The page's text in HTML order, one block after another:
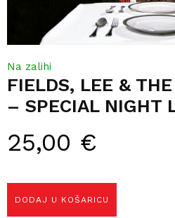
FIELDS, LEE &
– SPECIAL NIGHT
25,00 €
Na zalihi
DODAJ U KOŠARICU